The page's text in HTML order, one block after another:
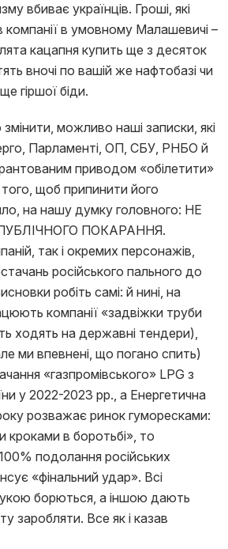
вбиває українців. Гроші, які
компанії в умовному Малашевичі –
кацапня купить ще з десяток
вночі по вашій же нафтобазі чи
гіршої біди.
можливо наші записки, які
Парламенті, ОП, СБУ, РНБО й
приводом «обілетити»
щоб припинити його
на нашу думку головного: НЕ
ПОКАРАННЯ.
так і окремих персонажів,
російського пального до
робіть самі: й нині, на
компанії «задвіжки труби
ходять на державні тендери),
ми впевнені, що погано спить)
«газпромівського» LPG з
у 2022-2023 рр., а Енергетична
розважає ринок гуморесками:
кроками в боротьбі», то
подолання російських
«фінальний удар». Всі
борються, а іншою дають
заробляти. Все як і казав